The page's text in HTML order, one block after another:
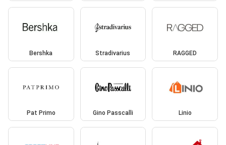
Bershka Stradivarius RAGGED
Pat Primo Gino Passcalli Linio